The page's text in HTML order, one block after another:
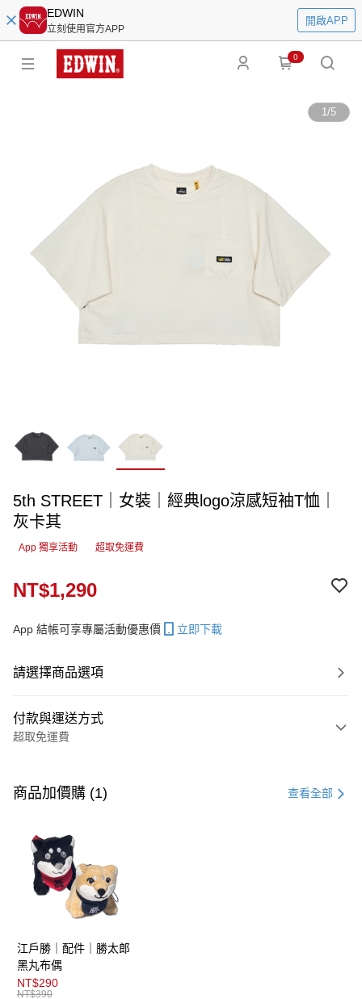
EDWIN
立刻使用官方APP
開啟APP
0
1/5
5th STREET｜女裝｜經典logo涼感短袖T恤｜
灰卡其
App 獨享活動 超取免運費
NT$1,290
App 結帳可享專屬活動優惠價 立即下載
請選擇商品選項
付款與運送方式
超取免運費
信用卡一次付款
LINE Pay
AFTEE先享後付
【關於「AFTEE先享後付」】
便利好安心！
１．簡單：不需註冊會員、不需綁卡、不需儲值。
２．便利：只要手機號碼，簡訊認證，即可結帳。
３．安心：先確認商品／服務後，再付款。
運送方式
商品加價購 (1) 查看全部
江戶勝｜配件｜勝太郎
黑丸布偶
NT$290
NT$390